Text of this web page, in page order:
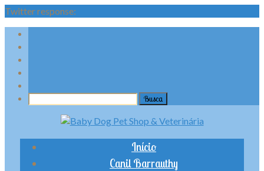
Twitter response:
Início
Canil Barrauthy